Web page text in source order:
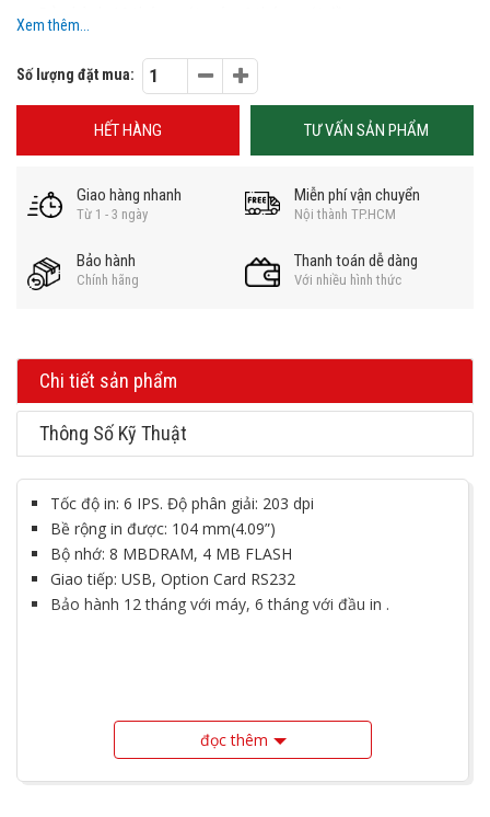
Xem thêm...
Số lượng đặt mua:
HẾT HÀNG TƯ VẤN SẢN PHẨM
Giao hàng nhanh
Từ 1 - 3 ngày
Miễn phí vận chuyển
Nội thành TP.HCM
Bảo hành
Chính hãng
Thanh toán dễ dàng
Với nhiều hình thức
Chi tiết sản phẩm
Thông Số Kỹ Thuật
Tốc độ in: 6 IPS. Độ phân giải: 203 dpi
Bề rộng in được: 104 mm(4.09”)
Bộ nhớ: 8 MBDRAM, 4 MB FLASH
Giao tiếp: USB, Option Card RS232
Bảo hành 12 tháng với máy, 6 tháng với đầu in .
đọc thêm